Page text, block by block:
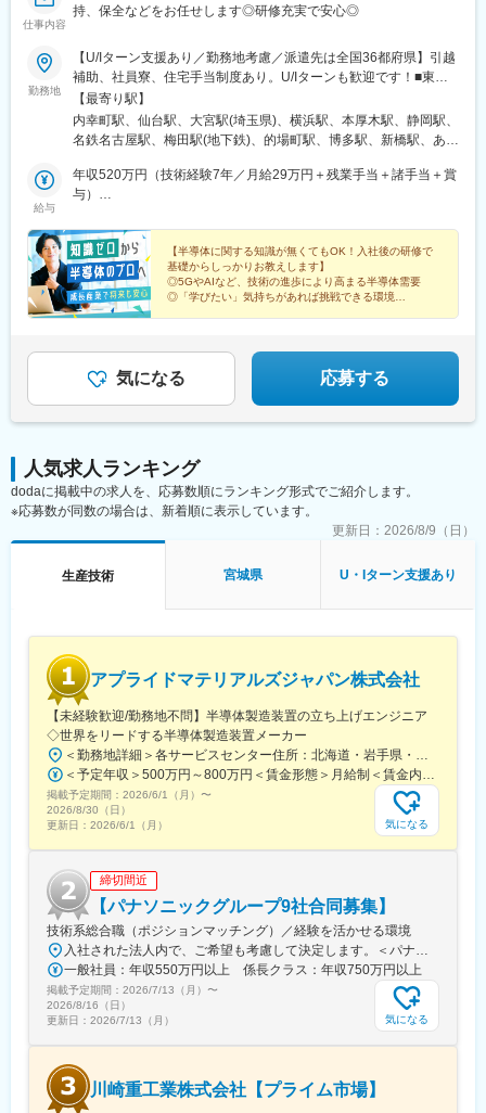
仕事内容
持、保全などをお任せします◎研修充実で安心◎
勤務地
【U/Iターン支援あり／勤務地考慮／派遣先は全国36都府県】引越
補助、社員寮、住宅手当制度あり。U/Iターンも歓迎です！■東北
エリア／青森・岩手・宮城・秋田・山形・福島 ■関東エリア／東
京・埼玉・神奈川・千葉・茨城・栃木・群馬 ■北信越エリア／長
野・山梨・福井 ■東海エリア／静岡・愛知・三重・岐阜 ■関西エリ
岡山・山口・香川 ■九州エリア／福岡・長崎・熊本・佐賀・大
分・宮崎・鹿児島 ※転勤の可能性あり※受動喫煙対策：原則あり
【最寄り駅】
内幸町駅、仙台駅、大宮駅(埼玉県)、横浜駅、本厚木駅、静岡駅、
名鉄名古屋駅、梅田駅(地下鉄)、的場町駅、博多駅、新橋駅、あお
線)、稲荷町駅(広島県)、虎ノ門駅、仙台駅(地下鉄)、反町駅、日吉
町駅、名古屋駅、大阪梅田駅(阪急線)、猿猴橋町駅
給与
年収520万円（技術経験7年／月給29万円＋残業手当＋諸手当＋賞
与）
与）
【半導体に関する知識が無くてもOK！入社後の研修で
基礎からしっかりお教えします】
◎5GやAIなど、技術の進歩により高まる半導体需要
◎「学びたい」気持ちがあれば挑戦できる環境
気になる 応募する
人気求人ランキング
dodaに掲載中の求人を、応募数順にランキング形式でご紹介します。
※応募数が同数の場合は、新着順に表示しています。
更新日： 2026/8/9（日）
生産技術 宮城県 U・Iターン支援あり
アプライドマテリアルズジャパン株式会社
【未経験歓迎/勤務地不問】半導体製造装置の立ち上げエンジニア
◇世界をリードする半導体製造装置メーカー
掲載予定期間： 2026/6/1（月） 〜
2026/8/30（日）
更新日： 2026/6/1（月） 気になる
締切間近
【パナソニックグループ9社合同募集】
技術系総合職（ポジションマッチング）／経験を活かせる環境
一般社員：年収550万円以上 係長クラス：年収750万円以上
掲載予定期間： 2026/7/13（月） 〜
2026/8/16（日）
更新日： 2026/7/13（月） 気になる
川崎重工業株式会社【プライム市場】